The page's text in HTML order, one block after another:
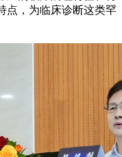
点，为临床诊断这类罕